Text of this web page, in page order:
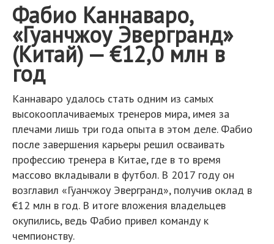
Фабио Каннаваро,
«Гуанчжоу Эвергранд»
(Китай) — €12,0 млн в
год
Каннаваро удалось стать одним из самых
высокооплачиваемых тренеров мира, имея за
плечами лишь три года опыта в этом деле. Фабио
после завершения карьеры решил осваивать
профессию тренера в Китае, где в то время
массово вкладывали в футбол. В 2017 году он
возглавил «Гуанчжоу Эвергранд», получив оклад в
€12 млн в год. В итоге вложения владельцев
окупились, ведь Фабио привел команду к
чемпионству.